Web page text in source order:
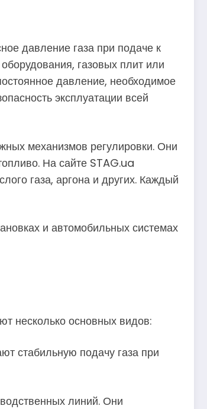
давление газа при подаче к
газовых плит или
давление, необходимое
эксплуатации всей
механизмов регулировки. Они
На сайте STAG.ua
газа, аргона и других. Каждый
и автомобильных системах
несколько основных видов:
стабильную подачу газа при
линий. Они